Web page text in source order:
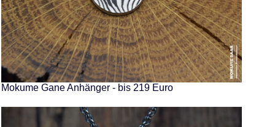
Mokume Gane Anhänger - bis 219 Euro